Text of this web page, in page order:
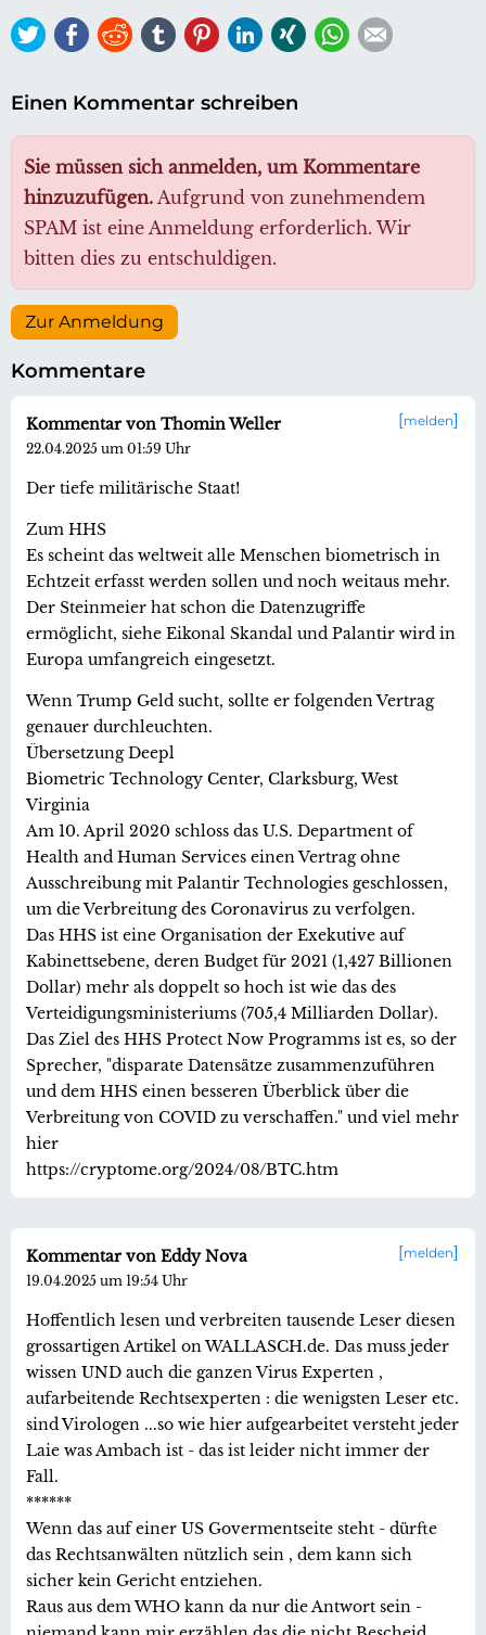
TwitterFacebook
ReddittumblrPinterestLinkedIn
Xing WhatsApp
Einen Kommentar schreiben
Sie müssen sich anmelden, um Kommentare
hinzuzufügen. Aufgrund von zunehmendem
SPAM ist eine Anmeldung erforderlich. Wir
bitten dies zu entschuldigen.
Zur Anmeldung
Kommentare
melden
Kommentar von Thomin Weller
22.04.2025 um 01:59 Uhr
Der tiefe militärische Staat!
Zum HHS
Es scheint das weltweit alle Menschen biometrisch in
Echtzeit erfasst werden sollen und noch weitaus mehr.
Der Steinmeier hat schon die Datenzugriffe
ermöglicht, siehe Eikonal Skandal und Palantir wird in
Europa umfangreich eingesetzt.
Wenn Trump Geld sucht, sollte er folgenden Vertrag
genauer durchleuchten.
Übersetzung Deepl
Biometric Technology Center, Clarksburg, West
Virginia
Am 10. April 2020 schloss das U.S. Department of
Health and Human Services einen Vertrag ohne
Ausschreibung mit Palantir Technologies geschlossen,
um die Verbreitung des Coronavirus zu verfolgen.
Das HHS ist eine Organisation der Exekutive auf
Kabinettsebene, deren Budget für 2021 (1,427 Billionen
Dollar) mehr als doppelt so hoch ist wie das des
Verteidigungsministeriums (705,4 Milliarden Dollar).
Das Ziel des HHS Protect Now Programms ist es, so der
Sprecher, "disparate Datensätze zusammenzuführen
und dem HHS einen besseren Überblick über die
Verbreitung von COVID zu verschaffen." und viel mehr
hier
https://cryptome.org/2024/08/BTC.htm
melden
Kommentar von Eddy Nova
19.04.2025 um 19:54 Uhr
Hoffentlich lesen und verbreiten tausende Leser diesen
grossartigen Artikel on WALLASCH.de. Das muss jeder
wissen UND auch die ganzen Virus Experten ,
aufarbeitende Rechtsexperten : die wenigsten Leser etc.
sind Virologen ...so wie hier aufgearbeitet versteht jeder
Laie was Ambach ist - das ist leider nicht immer der
Fall.
******
Wenn das auf einer US Govermentseite steht - dürfte
das Rechtsanwälten nützlich sein , dem kann sich
sicher kein Gericht entziehen.
Raus aus dem WHO kann da nur die Antwort sein -